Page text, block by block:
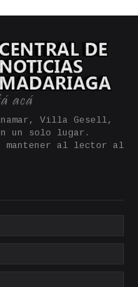
Villa Gesell,
un solo lugar.
mantener al lector al